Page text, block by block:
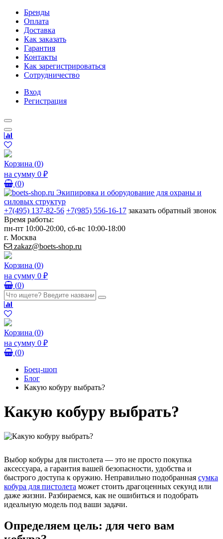
Бренды
Оплата
Доставка
Как заказать
Гарантия
Контакты
Как зарегистрироваться
Сотрудничество
Вход
Регистрация
Корзина (0)
на сумму 0 ₽
(0)
+7(495) 137-82-56 +7(985) 556-16-17 заказать обратный звонок
Время работы:
пн-пт 10:00-20:00, сб-вс 10:00-18:00
г. Москва
zakaz@boets-shop.ru
Корзина (0)
на сумму 0 ₽
(0)
Корзина (0)
на сумму 0 ₽
(0)
Боец-шоп
Блог
Какую кобуру выбрать?
Какую кобуру выбрать?
Выбор кобуры для пистолета — это не просто покупка
аксессуара, а гарантия вашей безопасности, удобства и
быстрого доступа к оружию. Неправильно подобранная сумка
кобура для пистолета может стоить драгоценных секунд или
даже жизни. Разбираемся, как не ошибиться и подобрать
идеальную модель под ваши задачи.
Определяем цель: для чего вам